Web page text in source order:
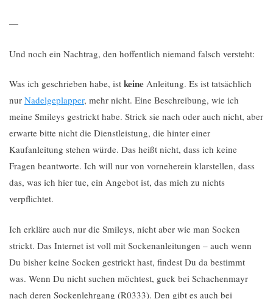
—
Und noch ein Nachtrag, den hoffentlich niemand falsch versteht:
Was ich geschrieben habe, ist keine Anleitung. Es ist tatsächlich
nur Nadelgeplapper, mehr nicht. Eine Beschreibung, wie ich
meine Smileys gestrickt habe. Strick sie nach oder auch nicht, aber
erwarte bitte nicht die Dienstleistung, die hinter einer
Kaufanleitung stehen würde. Das heißt nicht, dass ich keine
Fragen beantworte. Ich will nur von vorneherein klarstellen, dass
das, was ich hier tue, ein Angebot ist, das mich zu nichts
verpflichtet.
Ich erkläre auch nur die Smileys, nicht aber wie man Socken
strickt. Das Internet ist voll mit Sockenanleitungen – auch wenn
Du bisher keine Socken gestrickt hast, findest Du da bestimmt
was. Wenn Du nicht suchen möchtest, guck bei Schachenmayr
nach deren Sockenlehrgang (R0333). Den gibt es auch bei